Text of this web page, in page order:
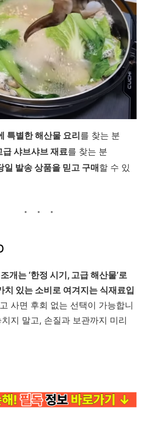
특별한 해산물 요리 를 찾는 분
급 샤브샤브 재료를 찾는 분
일 발송 상품을 믿고 구매 할 수 있
개는 ‘한정 시기, 고급 해산물’로
치 있는 소비로 여겨지는 식재료입
사면 후회 없는 선택이 가능합니
지 말고, 손질과 보관까지 미리